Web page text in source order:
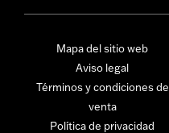
Mapa del sitio web
Aviso legal
Términos y condiciones de
venta
Política de privacidad